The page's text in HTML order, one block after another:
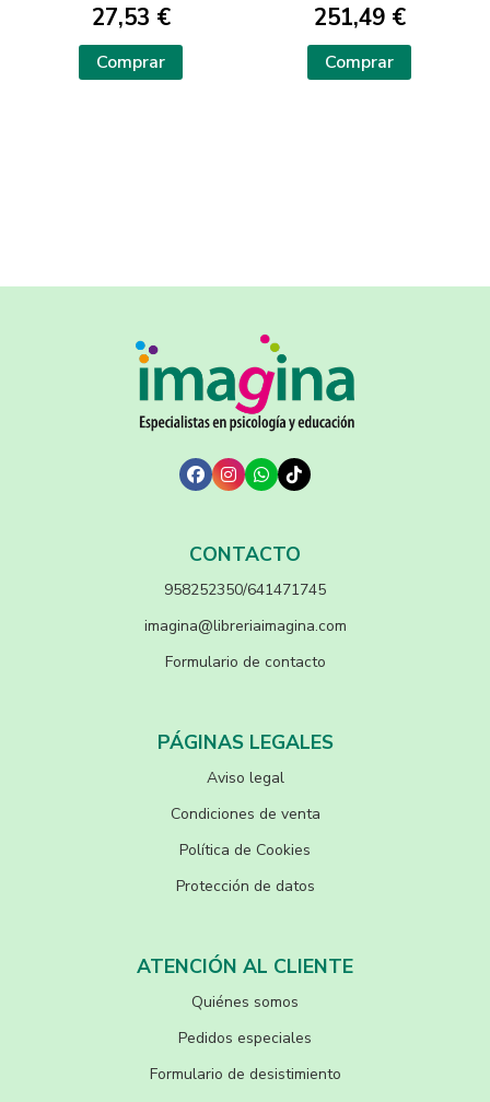
27,53 €
Comprar
251,49 €
Comprar
CONTACTO
958252350/641471745
imagina@libreriaimagina.com
Formulario de contacto
PÁGINAS LEGALES
Aviso legal
Condiciones de venta
Política de Cookies
Protección de datos
ATENCIÓN AL CLIENTE
Quiénes somos
Pedidos especiales
Formulario de desistimiento